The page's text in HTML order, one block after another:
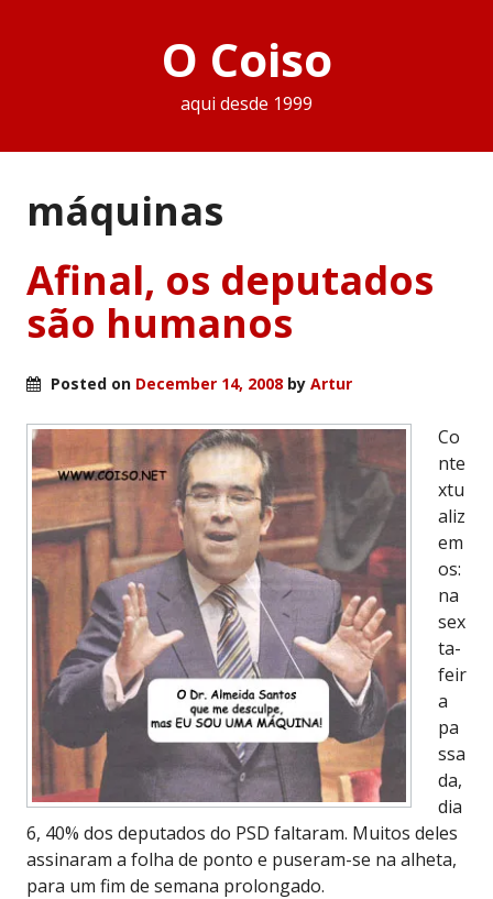
O Coiso
aqui desde 1999
máquinas
Afinal, os deputados
são humanos
Posted on December 14, 2008 by Artur
Co
nte
xtu
aliz
em
os:
na
sex
ta-
feir
a
pa
ssa
da,
dia
6, 40% dos deputados do PSD faltaram. Muitos deles
assinaram a folha de ponto e puseram-se na alheta,
para um fim de semana prolongado.